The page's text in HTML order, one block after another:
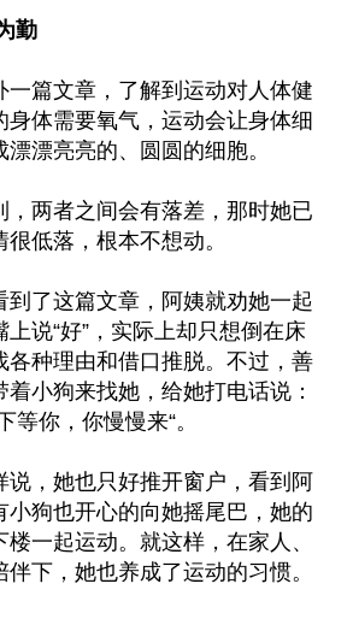
勤
一篇文章，了解到运动对人体健
身体需要氧气，运动会让身体细
漂亮亮的、圆圆的细胞。
，两者之间会有落差，那时她已
低落，根本不想动。
到了这篇文章，阿姨就劝她一起
说“好”，实际上却只想倒在床
各种理由和借口推脱。不过，善
着小狗来找她，给她打电话说：
等你，你慢慢来“。
说，她也只好推开窗户，看到阿
小狗也开心的向她摇尾巴，她的
一起运动。就这样，在家人、
下，她也养成了运动的习惯。